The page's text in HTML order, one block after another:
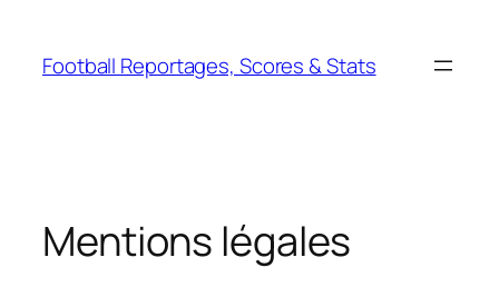
contenu
Football Reportages, Scores & Stats
Mentions légales